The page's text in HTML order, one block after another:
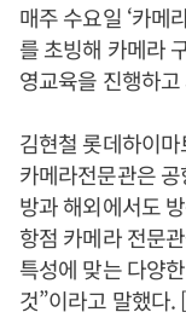
매주 수요일 ‘카메
를 초빙해 카메라
영교육을 진행하
김현철 롯데하이
카메라전문관은
방과 해외에서도
항점 카메라 전문
특성에 맞는 다양
것”이라고 말했다.